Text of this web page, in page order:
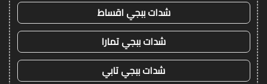
شدات ببجي اقساط
شدات ببجي تمارا
شدات ببجي تابي